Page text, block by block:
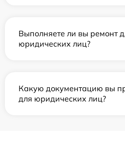
Выполняете ли вы ремонт
юридических лиц?
Какую документацию вы
для юридических лиц?